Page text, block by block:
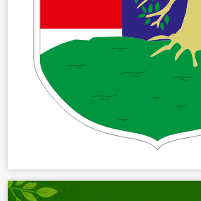
ÜGYINTÉZÉS
KÖZÖSSÉG
HÍREK
VÁLASZTÁSOK